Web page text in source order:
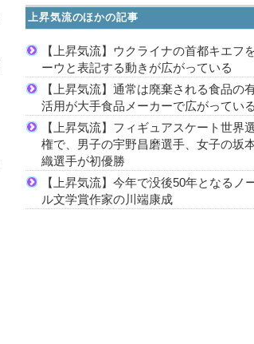
上昇気流のほかの記事
【上昇気流】ウクライナの首都キエフ
ーウと表記する動きが広がっている
【上昇気流】通常は廃棄される食品の
活用が大手食品メーカーで広がっている
【上昇気流】フィギュアスケート世界
権で、男子の宇野昌磨選手、女子の坂
織選手が初優勝
【上昇気流】今年で没後50年となるノ
ル文学賞作家の川端康成